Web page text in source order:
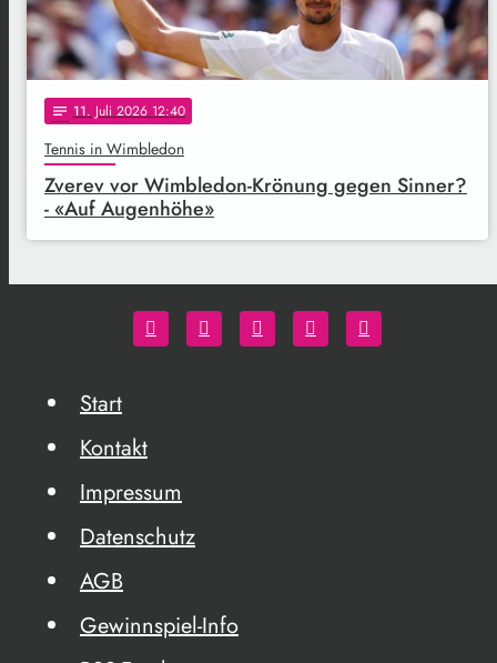
notes 11. Juli 2026 12:40
Tennis in Wimbledon
Zverev vor Wimbledon-Krönung gegen Sinner?
- «Auf Augenhöhe»
Start
Kontakt
Impressum
Datenschutz
AGB
Gewinnspiel-Info